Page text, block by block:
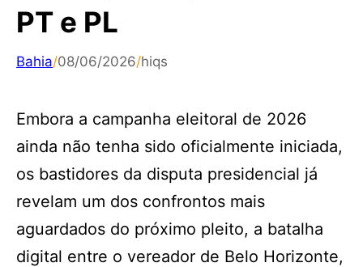
PT e PL
Bahia/08/06/2026/hiqs
Embora a campanha eleitoral de 2026
ainda não tenha sido oficialmente iniciada,
os bastidores da disputa presidencial já
revelam um dos confrontos mais
aguardados do próximo pleito, a batalha
digital entre o vereador de Belo Horizonte,